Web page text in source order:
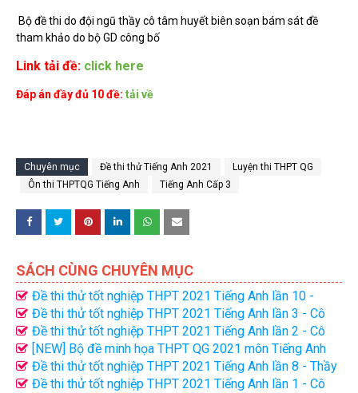
Bộ đề thi do đội ngũ thầy cô tâm huyết biên soạn bám sát đề
tham khảo do bộ GD công bố
Link tải đề: click here
Đáp án đầy đủ 10 đề: tải về
Chuyên mục Đề thi thử Tiếng Anh 2021
Luyện thi THPT QG
Ôn thi THPTQG Tiếng Anh
Tiếng Anh Cấp 3
SÁCH CÙNG CHUYÊN MỤC
Đề thi thử tốt nghiệp THPT 2021 Tiếng Anh lần 10 -
Thầy Nguyen Tat Minh
Đề thi thử tốt nghiệp THPT 2021 Tiếng Anh lần 3 - Cô
Minh Trang
Đề thi thử tốt nghiệp THPT 2021 Tiếng Anh lần 2 - Cô
Minh Trang
[NEW] Bộ đề minh họa THPT QG 2021 môn Tiếng Anh
có giải chi tiết (File word)
Đề thi thử tốt nghiệp THPT 2021 Tiếng Anh lần 8 - Thầy
Nguyen Tat Minh
Đề thi thử tốt nghiệp THPT 2021 Tiếng Anh lần 1 - Cô